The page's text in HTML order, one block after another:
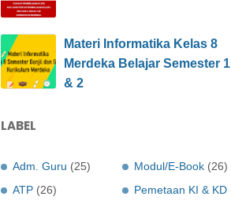
Materi Informatika Kelas 8
Merdeka Belajar Semester 1
& 2
LABEL
Adm. Guru (25)
ATP (26)
Modul/E-Book (26)
Pemetaan KI & KD